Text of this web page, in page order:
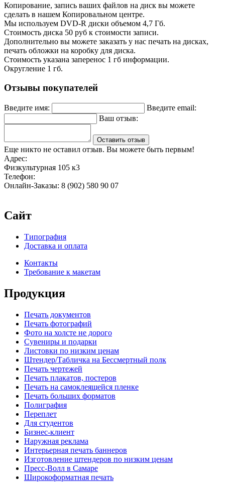
Копирование, запись ваших файлов на диск вы можете
сделать в нашем Копировальном центре.
Мы используем DVD-R диски объемом 4,7 Гб.
Стоимость диска 50 руб к стоимости записи.
Дополнительно вы можете заказать у нас печать на дисках,
печать обложки на коробку для диска.
Стоимость указана заперенос 1 гб информации.
Округление 1 гб.
Отзывы покупателей
Введите имя:
Введите email:
Ваш отзыв:
Оставить отзыв
Еще никто не оставил отзыв. Вы можете быть первым!
Адрес:
Физкультурная 105 к3
Телефон:
Онлайн-Заказы: 8 (902) 580 90 07
Сайт
Типография
Доставка и оплата
Контакты
Требование к макетам
Продукция
Печать документов
Печать фотографий
Фото на холсте не дорого
Сувениры и подарки
Листовки по низким ценам
Штендер/Табличка на Бессмертный полк
Печать чертежей
Печать плакатов, постеров
Печать на самоклеящейся пленке
Печать больших форматов
Полиграфия
Переплет
Для студентов
Бизнес-клиент
Наружная реклама
Интерьерная печать баннеров
Изготовление штендеров по низким ценам
Пресс-Волл в Самаре
Широкоформатная печать